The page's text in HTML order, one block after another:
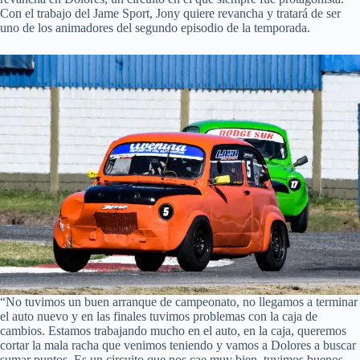
Con el trabajo del Jame Sport, Jony quiere revancha y tratará de ser
uno de los animadores del segundo episodio de la temporada.
“No tuvimos un buen arranque de campeonato, no llegamos a terminar
el auto nuevo y en las finales tuvimos problemas con la caja de
cambios. Estamos trabajando mucho en el auto, en la caja, queremos
cortar la mala racha que venimos teniendo y vamos a Dolores a buscar